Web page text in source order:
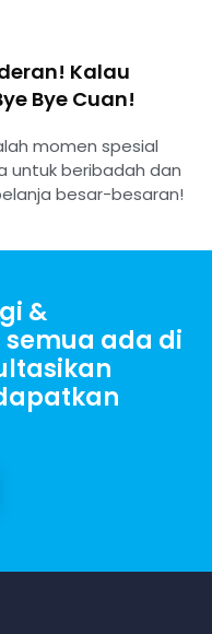
Kalau
Bye Cuan!
momen spesial
untuk beribadah dan
besar-besaran!
&
ada di